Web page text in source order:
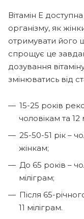
Вітамін Е
організму, як
отримувати його
спрощує це
дозування
змінюватись від
15-25 років
чоловікам та 12
25-50-51 рік –
жінкам;
До 65 років –
міліграм;
Після 65-
11 міліграм.